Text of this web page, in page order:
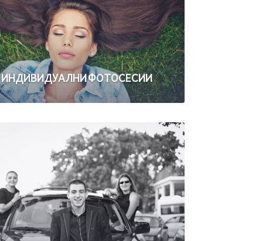
ИНДИВИДУАЛНИ ФОТОСЕСИИ